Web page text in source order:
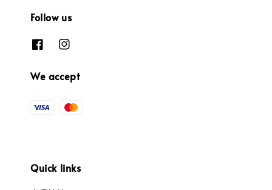
Follow us
We accept
Quick links